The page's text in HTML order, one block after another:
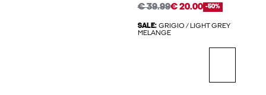
€ 39.99€ 20.00 -50%
SALE: GRIGIO / LIGHT GREY
MELANGE